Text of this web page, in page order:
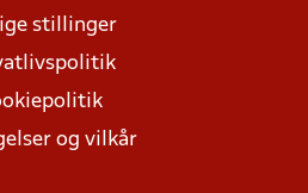
stillinger
og vilkår